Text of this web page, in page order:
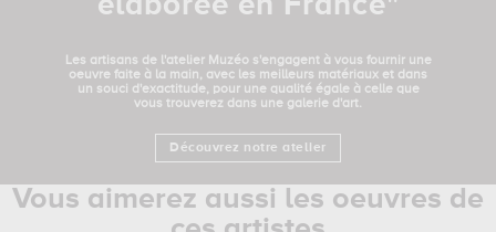
Les artisans de l'atelier Muzéo s'engagent à vous fournir une
oeuvre faite à la main, avec les meilleurs matériaux et dans
un souci d'exactitude, pour une qualité égale à celle que
vous trouverez dans une galerie d'art.
Découvrez notre atelier
Vous aimerez aussi les oeuvres de